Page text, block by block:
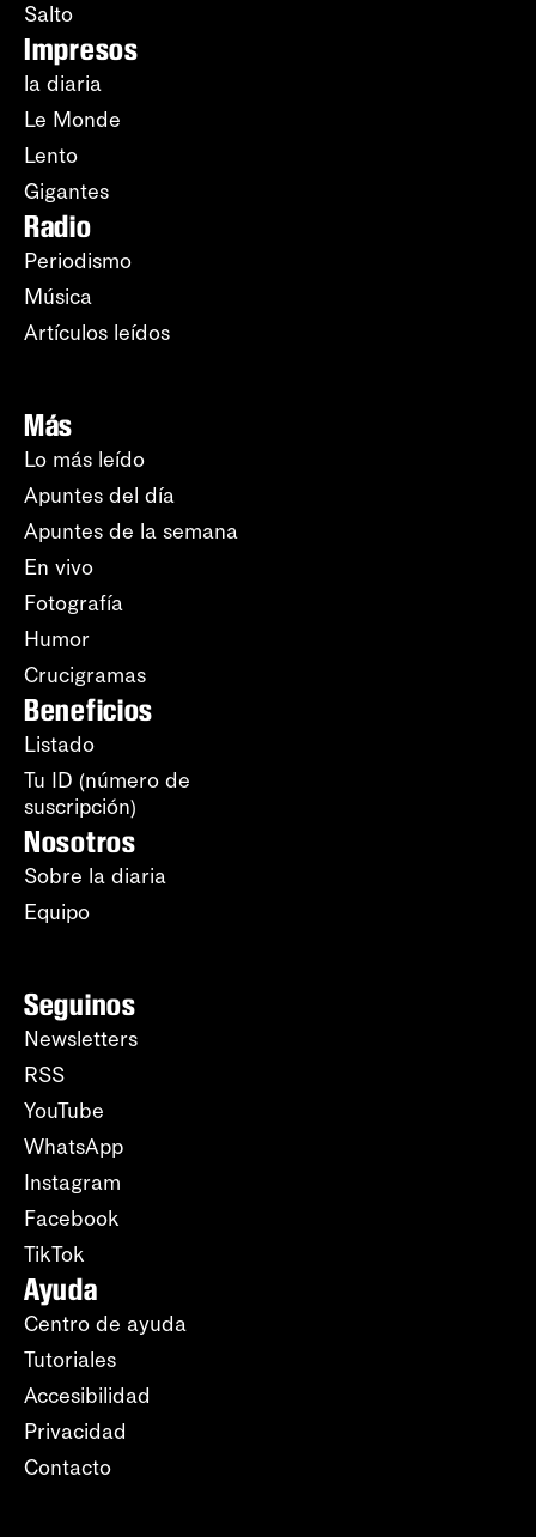
Salto
Impresos
la diaria
Le Monde
Lento
Gigantes
Radio
Periodismo
Música
Artículos leídos
Más
Lo más leído
Apuntes del día
Apuntes de la semana
En vivo
Fotografía
Humor
Crucigramas
Beneficios
Listado
Tu ID (número de
suscripción)
Nosotros
Sobre la diaria
Equipo
Seguinos
Newsletters
RSS
YouTube
WhatsApp
Instagram
Facebook
TikTok
Ayuda
Centro de ayuda
Tutoriales
Accesibilidad
Privacidad
Contacto